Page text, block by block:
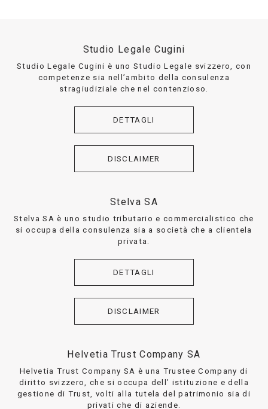
Studio Legale Cugini
Studio Legale Cugini è uno Studio Legale svizzero, con
competenze sia nell’ambito della consulenza
stragiudiziale che nel contenzioso.
DETTAGLI
DISCLAIMER
Stelva SA
Stelva SA è uno studio tributario e commercialistico che
si occupa della consulenza sia a società che a clientela
privata.
DETTAGLI
DISCLAIMER
Helvetia Trust Company SA
Helvetia Trust Company SA è una Trustee Company di
diritto svizzero, che si occupa dell’ istituzione e della
gestione di Trust, volti alla tutela del patrimonio sia di
privati che di aziende.